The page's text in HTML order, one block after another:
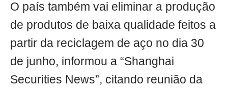
O país também vai eliminar a produção
de produtos de baixa qualidade feitos a
partir da reciclagem de aço no dia 30
de junho, informou a “Shanghai
Securities News”, citando reunião da